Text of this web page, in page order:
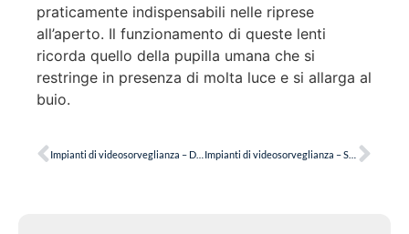
praticamente indispensabili nelle riprese
all’aperto. Il funzionamento di queste lenti
ricorda quello della pupilla umana che si
restringe in presenza di molta luce e si allarga al
buio.
Impianti di videosorveglianza – Scelta della telecamera